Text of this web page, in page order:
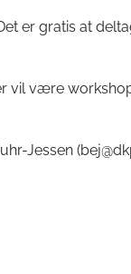
er gratis at
vil være
Jessen